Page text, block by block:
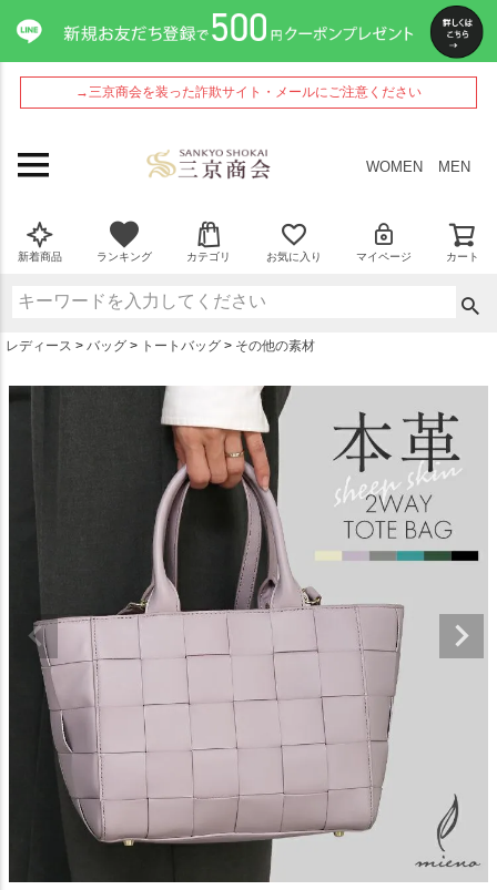
→三京商会を装った詐欺サイト・メールにご注意ください
WOMEN MEN
新着商品 ランキング カテゴリ お気に入り マイページ カート
レディース バッグ トートバッグ その他の素材
ペー
ジト
ップ
へ